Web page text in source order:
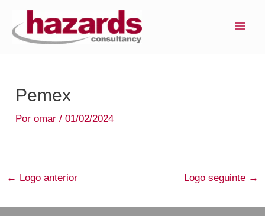
para
Pemex
Poromar/01/02/2024
← Logo anterior Logo seguinte →